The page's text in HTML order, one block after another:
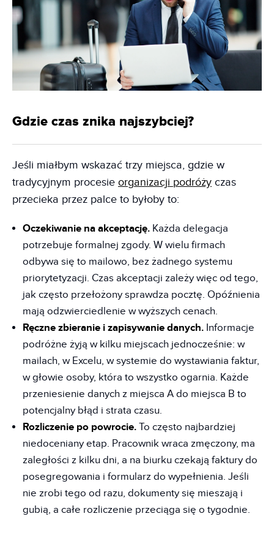
Gdzie czas znika najszybciej?
Jeśli miałbym wskazać trzy miejsca, gdzie w
tradycyjnym procesie organizacji podróży czas
przecieka przez palce to byłoby to:
Oczekiwanie na akceptację. Każda delegacja
potrzebuje formalnej zgody. W wielu firmach
odbywa się to mailowo, bez żadnego systemu
priorytetyzacji. Czas akceptacji zależy więc od tego,
jak często przełożony sprawdza pocztę. Opóźnienia
mają odzwierciedlenie w wyższych cenach.
Ręczne zbieranie i zapisywanie danych. Informacje
podróżne żyją w kilku miejscach jednocześnie: w
mailach, w Excelu, w systemie do wystawiania faktur,
w głowie osoby, która to wszystko ogarnia. Każde
przeniesienie danych z miejsca A do miejsca B to
potencjalny błąd i strata czasu.
Rozliczenie po powrocie. To często najbardziej
niedoceniany etap. Pracownik wraca zmęczony, ma
zaległości z kilku dni, a na biurku czekają faktury do
posegregowania i formularz do wypełnienia. Jeśli
nie zrobi tego od razu, dokumenty się mieszają i
gubią, a całe rozliczenie przeciąga się o tygodnie.